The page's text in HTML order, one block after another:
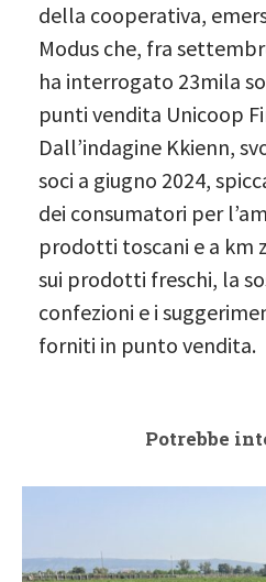
della cooperativa,
Modus che, fra
ha interrogato 23mila
punti vendita Unicoop
Dall’indagine Kkienn,
soci a giugno 2024,
dei consumatori per
prodotti toscani e a km
sui prodotti freschi, la
confezioni e i
forniti in punto vendita.
Potrebbe